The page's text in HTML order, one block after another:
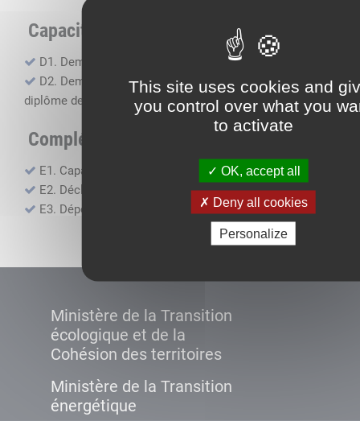
This site uses cookies and
you control over what you
to activate
OK, accept all
Deny all cookies
Personalize
Capacité professionnelle
D1. Demande d’attestation de capacité professionnelle
D2. Demande de certificat attestant l'obtention du
diplôme de capacité professionnelle
Compléments, suivi financier
E1. Capacité financière
E2. Déclaration de sous-traitance
E3. Dépôt des comptes annuels
Ministère de la Transition
écologique et de la
Cohésion des territoires
Ministère de la Transition
énergétique